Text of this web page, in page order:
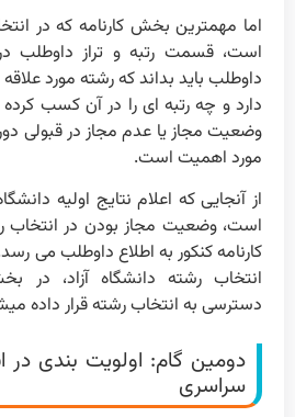
اما مهمترین بخش کارنامه که در
است، قسمت رتبه و تراز داوطلب
داوطلب باید بداند که رشته مورد
دارد و چه رتبه ای را در آن کسب کرده
وضعیت مجاز یا عدم مجاز در قبولی
مورد اهمیت است.
از آنجایی که اعلام نتایج اولیه
است، وضعیت مجاز بودن در انتخاب
کارنامه کنکور به اطلاع داوطلب می
انتخاب رشته دانشگاه آزاد، در
دسترسی به انتخاب رشته قرار داده
دومین گام: اولویت بندی در
سراسری